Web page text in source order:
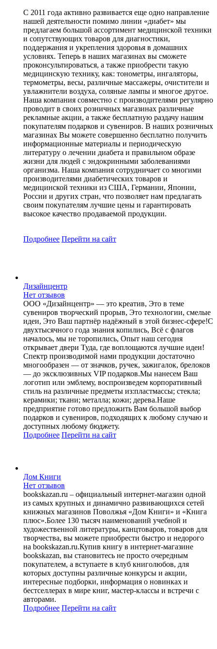
С 2011 года активно развивается еще одно направление
нашей деятельности помимо линии «диабет» мы
предлагаем большой ассортимент медицинской техники
и сопутствующих товаров для диагностики,
поддержания и укрепления здоровья в домашних
условиях. Теперь в наших магазинах вы сможете
проконсультироваться, а также приобрести такую
медицинскую технику, как: тонометры, ингаляторы,
термометры, весы, различные массажеры, очистители и
увлажнители воздуха, соляные лампы и многое другое.
Наша компания совместно с производителями регулярно
проводит в своих розничных магазинах различные
рекламные акции, а также бесплатную раздачу нашим
покупателям подарков и сувениров. В наших розничных
магазинах Вы можете совершенно бесплатно получить
информационные материалы и периодическую
литературу о лечении диабета и правильном образе
жизни для людей с эндокринными заболеваниями
организма. Наша компания сотрудничает со многими
производителями диабетических товаров и
медицинской техники из США, Германии, Японии,
России и других стран, что позволяет нам предлагать
своим покупателям лучшие цены и гарантировать
высокое качество продаваемой продукции.
Подробнее Перейти на сайт
Дизайнцентр
Нет отзывов
ООО «Дизайнцентр» — это креатив, Это в теме
сувениров творческий прорыв, Это технологии, смелые
идеи, Это Ваш партнёр надёжный в этой бизнес-сфере!С
двухтысячного года знания копились, Всё с флагов
началось, мы не торопились, Опыт наш сегодня
открывает двери Туда, где воплощаются лучшие идеи!
Спектр производимой нами продукции достаточно
многообразен — от значков, ручек, зажигалок, брелоков
— до эксклюзивных VIP подарков.Мы нанесем Ваш
логотип или эмблему, воспроизведем корпоративный
стиль на различные предметы из:пластмассы; стекла;
керамики; ткани; металла; кожи; дерева.Наше
предприятие готово предложить Вам большой выбор
подарков и сувениров, подходящих к любому случаю и
доступных любому бюджету.
Подробнее Перейти на сайт
Дом Книги
Нет отзывов
bookskazan.ru – официальный интернет-магазин одной
из самых крупных и динамично развивающихся сетей
книжных магазинов Поволжья «Дом Книги» и «Книга
плюс».Более 130 тысяч наименований учебной и
художественной литературы, канцтоваров, товаров для
творчества, вы можете приобрести быстро и недорого
на bookskazan.ru.Купив книгу в интернет-магазине
bookskazan, вы становитесь не просто очередным
покупателем, а вступаете в клуб книголюбов, для
которых доступны различные конкурсы и акции,
интересные подборки, информация о новинках и
бестселлерах в мире книг, мастер-классы и встречи с
авторами.
Подробнее Перейти на сайт